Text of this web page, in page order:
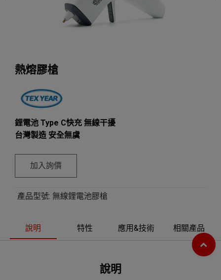
熱熔膠槍
鋰電池 Type C快充 無線干擾
台灣製造 安全無虞
加入詢價
產品型號: 無線鋰電池膠槍
說明 特性 應用&技術 相關產品
說明